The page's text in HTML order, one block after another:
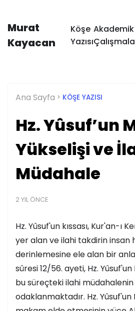
Murat
Kayacan
Köşe
Yazısı
Akademik
Ana Sayfa KÖŞE YAZISI
Hz. Yûsuf’un
Yükselişi ve
Müdahale
2 YIL ÖNCE
Hz. Yûsuf'un kıssası, Kur'an-ı
yer alan ve ilahi takdirin insan
derinlemesine ele alan bir
sûresi 12/56. ayeti, Hz. Yûsuf'un
bu süreçteki ilahi
odaklanmaktadır. Hz. Yûsuf'un